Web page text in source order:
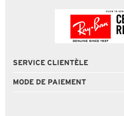
SERVICE CLIENTÈLE
MODE DE PAIEMENT